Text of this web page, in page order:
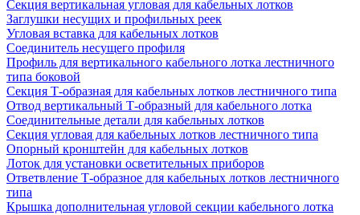
Секция вертикальная угловая для кабельных лотков
Заглушки несущих и профильных реек
Угловая вставка для кабельных лотков
Соединитель несущего профиля
Профиль для вертикального кабельного лотка лестничного
типа боковой
Секция Т-образная для кабельных лотков лестничного типа
Отвод вертикальный Т-образный для кабельного лотка
Соединительные детали для кабельных лотков
Секция угловая для кабельных лотков лестничного типа
Опорный кронштейн для кабельных лотков
Лоток для установки осветительных приборов
Ответвление Т-образное для кабельных лотков лестничного
типа
Крышка дополнительная угловой секции кабельного лотка